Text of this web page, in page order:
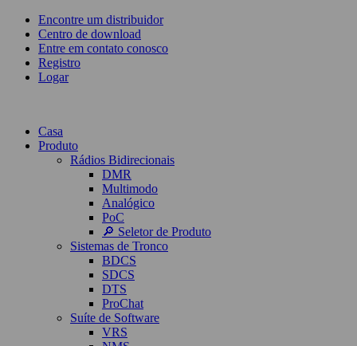
Encontre um distribuidor
Centro de download
Entre em contato conosco
Registro
Logar
Casa
Produto
Rádios Bidirecionais
DMR
Multimodo
Analógico
PoC
🔎 Seletor de Produto
Sistemas de Tronco
BDCS
SDCS
DTS
ProChat
Suíte de Software
VRS